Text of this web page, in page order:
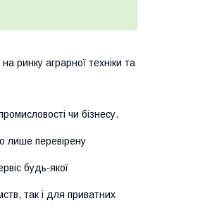
ринку аграрної техніки та
чи бізнесу.
лише перевірену
будь-якої
так і для приватних